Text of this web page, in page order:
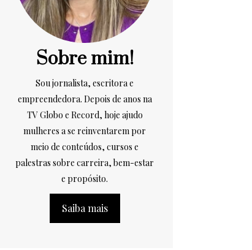
Sobre mim!
Sou jornalista, escritora e
empreendedora. Depois de anos na
TV Globo e Record, hoje ajudo
mulheres a se reinventarem por
meio de conteúdos, cursos e
palestras sobre carreira, bem-estar
e propósito.
Saiba mais